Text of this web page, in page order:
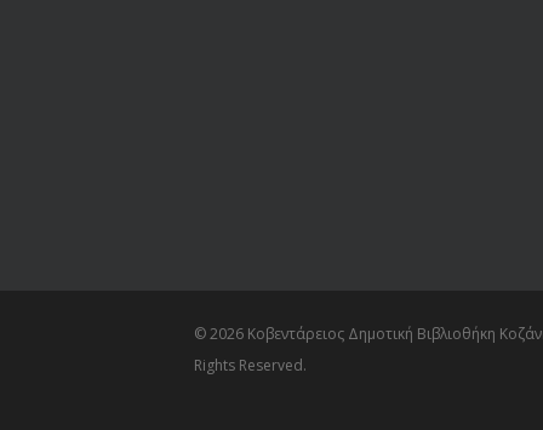
© 2026 Κοβεντάρειος Δημοτική Βιβλιοθήκη
Rights Reserved.